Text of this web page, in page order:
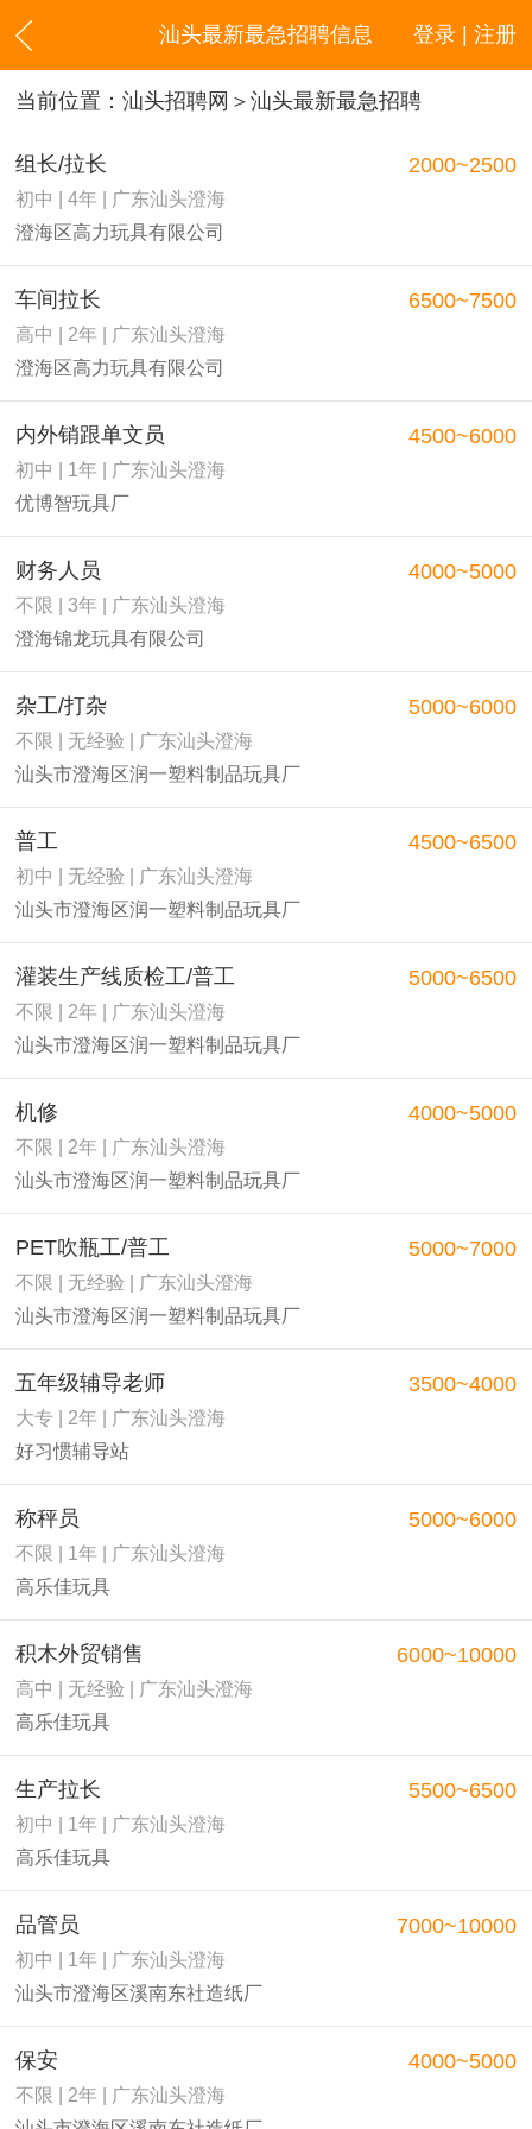
登录 | 注册
汕头最新最急招聘信息
当前位置： 汕头招聘网 ＞汕头最新最急招聘
组长/拉长
初中 | 4年 | 广东汕头澄海
澄海区高力玩具有限公司
2000~2500
车间拉长
高中 | 2年 | 广东汕头澄海
澄海区高力玩具有限公司
6500~7500
内外销跟单文员
初中 | 1年 | 广东汕头澄海
优博智玩具厂
4500~6000
财务人员
不限 | 3年 | 广东汕头澄海
澄海锦龙玩具有限公司
4000~5000
杂工/打杂
不限 | 无经验 | 广东汕头澄海
汕头市澄海区润一塑料制品玩具厂
5000~6000
普工
初中 | 无经验 | 广东汕头澄海
汕头市澄海区润一塑料制品玩具厂
4500~6500
灌装生产线质检工/普工
不限 | 2年 | 广东汕头澄海
汕头市澄海区润一塑料制品玩具厂
5000~6500
机修
不限 | 2年 | 广东汕头澄海
汕头市澄海区润一塑料制品玩具厂
4000~5000
PET吹瓶工/普工
不限 | 无经验 | 广东汕头澄海
汕头市澄海区润一塑料制品玩具厂
5000~7000
五年级辅导老师
大专 | 2年 | 广东汕头澄海
好习惯辅导站
3500~4000
称秤员
不限 | 1年 | 广东汕头澄海
高乐佳玩具
5000~6000
积木外贸销售
高中 | 无经验 | 广东汕头澄海
高乐佳玩具
6000~10000
生产拉长
初中 | 1年 | 广东汕头澄海
高乐佳玩具
5500~6500
品管员
初中 | 1年 | 广东汕头澄海
汕头市澄海区溪南东社造纸厂
7000~10000
保安
不限 | 2年 | 广东汕头澄海
4000~5000